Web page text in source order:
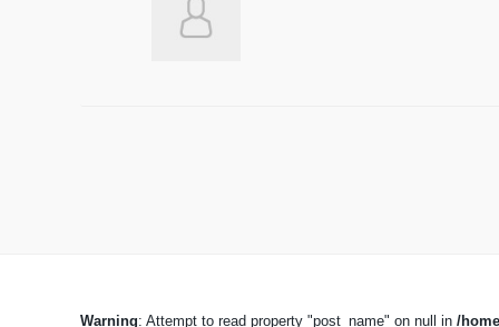
Warning: Attempt to read property "post_name" on null in /